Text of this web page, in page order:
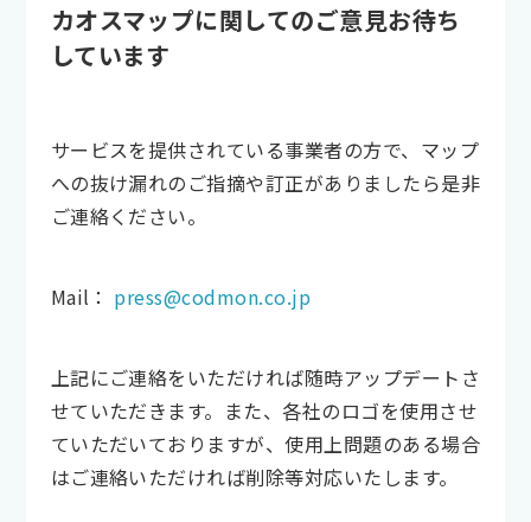
カオスマップに関してのご意見お待ち
しています
サービスを提供されている事業者の方で、マップ
への抜け漏れのご指摘や訂正がありましたら是非
ご連絡ください。
Mail： press@codmon.co.jp
上記にご連絡をいただければ随時アップデートさ
せていただきます。また、各社のロゴを使用させ
ていただいておりますが、使用上問題のある場合
はご連絡いただければ削除等対応いたします。